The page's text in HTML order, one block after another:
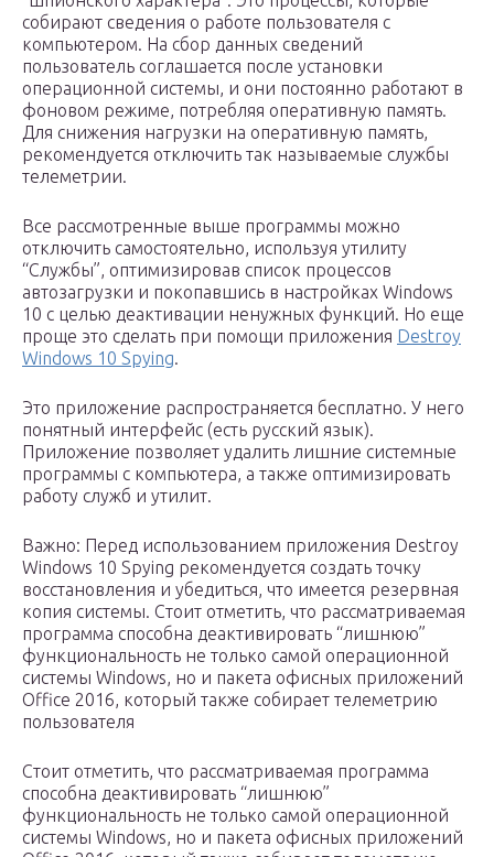
собирают сведения о работе пользователя с
компьютером. На сбор данных сведений
пользователь соглашается после установки
операционной системы, и они постоянно работают в
фоновом режиме, потребляя оперативную память.
Для снижения нагрузки на оперативную память,
рекомендуется отключить так называемые службы
телеметрии.
Все рассмотренные выше программы можно
отключить самостоятельно, используя утилиту
“Службы”, оптимизировав список процессов
автозагрузки и покопавшись в настройках Windows
10 с целью деактивации ненужных функций. Но еще
проще это сделать при помощи приложения Destroy
Windows 10 Spying.
Это приложение распространяется бесплатно. У него
понятный интерфейс (есть русский язык).
Приложение позволяет удалить лишние системные
программы с компьютера, а также оптимизировать
работу служб и утилит.
Важно: Перед использованием приложения Destroy
Windows 10 Spying рекомендуется создать точку
восстановления и убедиться, что имеется резервная
копия системы. Стоит отметить, что рассматриваемая
программа способна деактивировать “лишнюю”
функциональность не только самой операционной
системы Windows, но и пакета офисных приложений
Office 2016, который также собирает телеметрию
пользователя
Стоит отметить, что рассматриваемая программа
способна деактивировать “лишнюю”
функциональность не только самой операционной
системы Windows, но и пакета офисных приложений